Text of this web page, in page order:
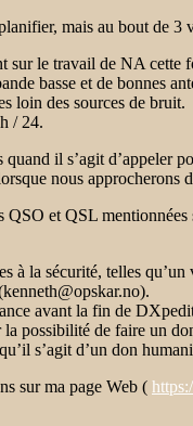
mais au bout de 3
sur le travail de NA cette
basse et de bonnes
loin des sources de bruit.
/ 24.
il s’agit d’appeler
nous approcherons
et QSL
à la sécurité, telles
avant la fin de
possibilité de faire un
s’agit d’un don
sur ma page Web (